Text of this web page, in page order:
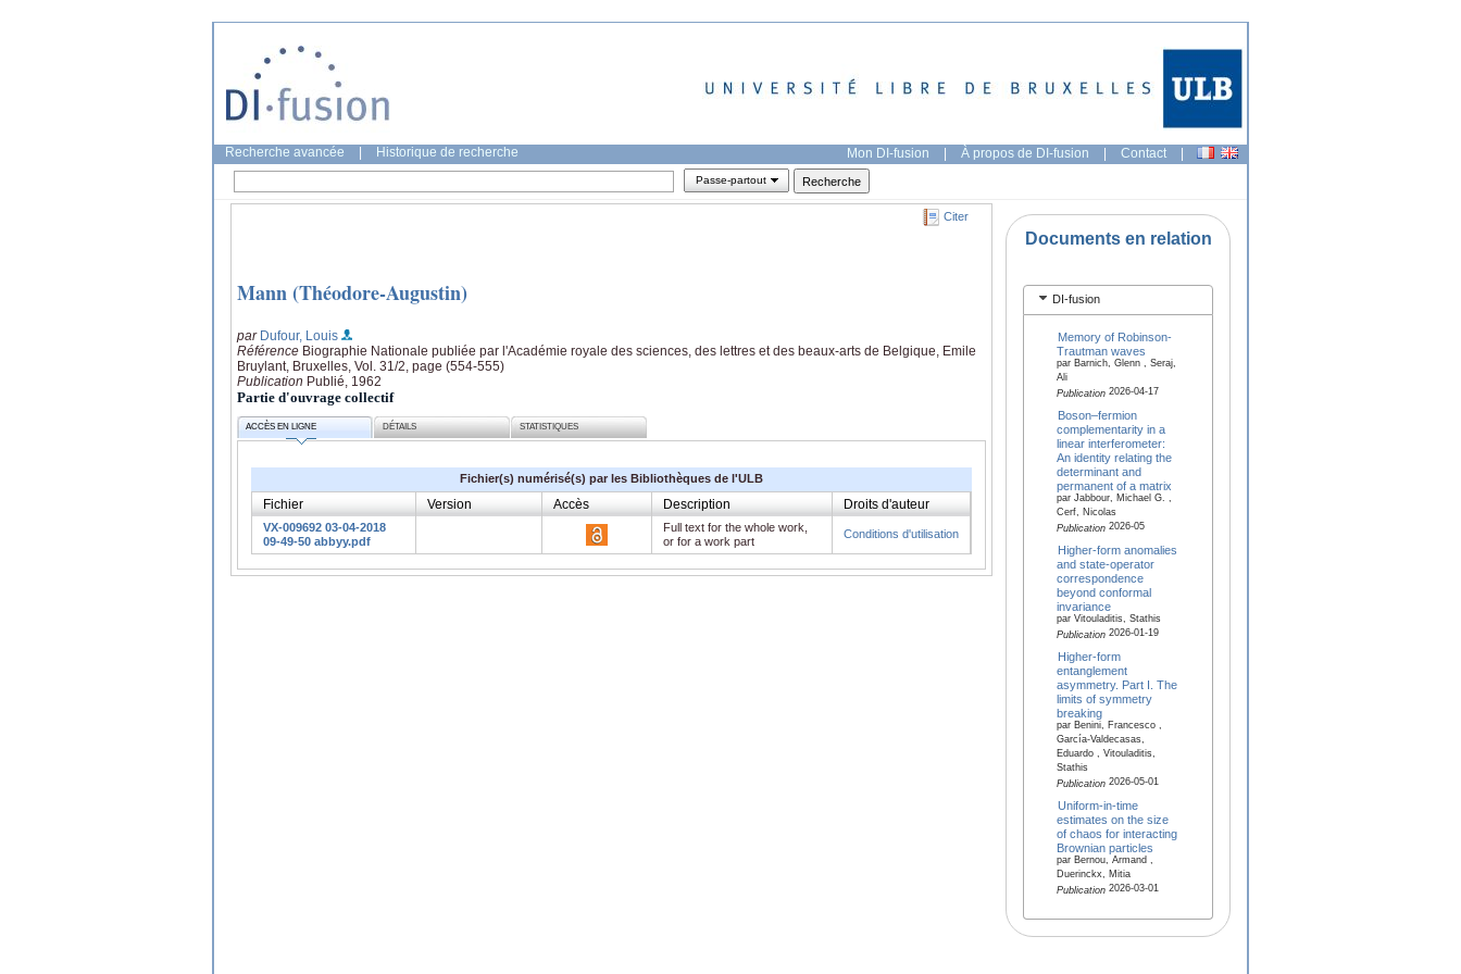
Recherche avancée Historique de recherche Mon DI-fusion | À propos de DI-fusion | Contact |
Passe-partout
Citer
Mann (Théodore-Augustin)
par Dufour, Louis
Référence Biographie Nationale publiée par l'Académie royale des sciences, des lettres et des beaux-arts de Belgique, Emile
Bruylant, Bruxelles, Vol. 31/2, page (554-555)
Publication Publié, 1962
Partie d'ouvrage collectif
ACCÈS EN LIGNE DÉTAILS STATISTIQUES
Fichier(s) numérisé(s) par les Bibliothèques de l'ULB
Fichier Version Accès Description Droits d'auteur
VX-009692 03-04-2018
09-49-50 abbyy.pdf
Full text for the whole work,
or for a work part
Conditions d'utilisation
Documents en relation
DI-fusion
Memory of Robinson-
Trautman waves
par Barnich, Glenn , Seraj,
Ali
Publication2026-04-17
Boson–fermion
complementarity in a
linear interferometer:
An identity relating the
determinant and
permanent of a matrix
par Jabbour, Michael G. ,
Cerf, Nicolas
Publication2026-05
Higher-form anomalies
and state-operator
correspondence
beyond conformal
invariance
par Vitouladitis, Stathis
Publication2026-01-19
Higher-form
entanglement
asymmetry. Part I. The
limits of symmetry
breaking
par Benini, Francesco ,
García-Valdecasas,
Eduardo , Vitouladitis,
Stathis
Publication2026-05-01
Uniform-in-time
estimates on the size
of chaos for interacting
Brownian particles
par Bernou, Armand ,
Duerinckx, Mitia
Publication2026-03-01